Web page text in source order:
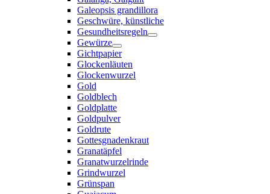
Galeopsis grandillora
Geschwüre, künstliche
Gesundheitsregeln
Gewürze
Gichtpapier
Glockenläuten
Glockenwurzel
Gold
Goldblech
Goldplatte
Goldpulver
Goldrute
Gottesgnadenkraut
Granatäpfel
Granatwurzelrinde
Grindwurzel
Grünspan